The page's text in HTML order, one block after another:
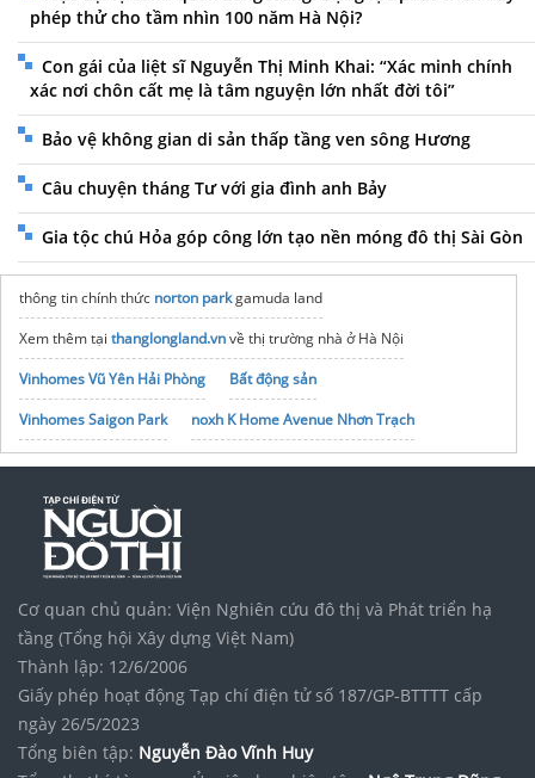
phép thử cho tầm nhìn 100 năm Hà Nội?
Con gái của liệt sĩ Nguyễn Thị Minh Khai: “Xác minh chính
xác nơi chôn cất mẹ là tâm nguyện lớn nhất đời tôi”
Bảo vệ không gian di sản thấp tầng ven sông Hương
Câu chuyện tháng Tư với gia đình anh Bảy
Gia tộc chú Hỏa góp công lớn tạo nền móng đô thị Sài Gòn
thông tin chính thức norton parkgamuda land
Xem thêm tại thanglongland.vnvề thị trường nhà ở Hà Nội
Vinhomes Vũ Yên Hải Phòng
Bất động sản
Vinhomes Saigon Park
noxh K Home Avenue Nhơn Trạch
Tập đoàn Bcons Group
Cung cấptranh điện giá rẻ tại xưởng OMSVAHA
Cơ quan chủ quản: Viện Nghiên cứu đô thị và Phát triển hạ
tầng (Tổng hội Xây dựng Việt Nam)
Thành lập: 12/6/2006
Giấy phép hoạt động Tạp chí điện tử số 187/GP-BTTTT cấp
ngày 26/5/2023
Tổng biên tập: Nguyễn Đào Vĩnh Huy